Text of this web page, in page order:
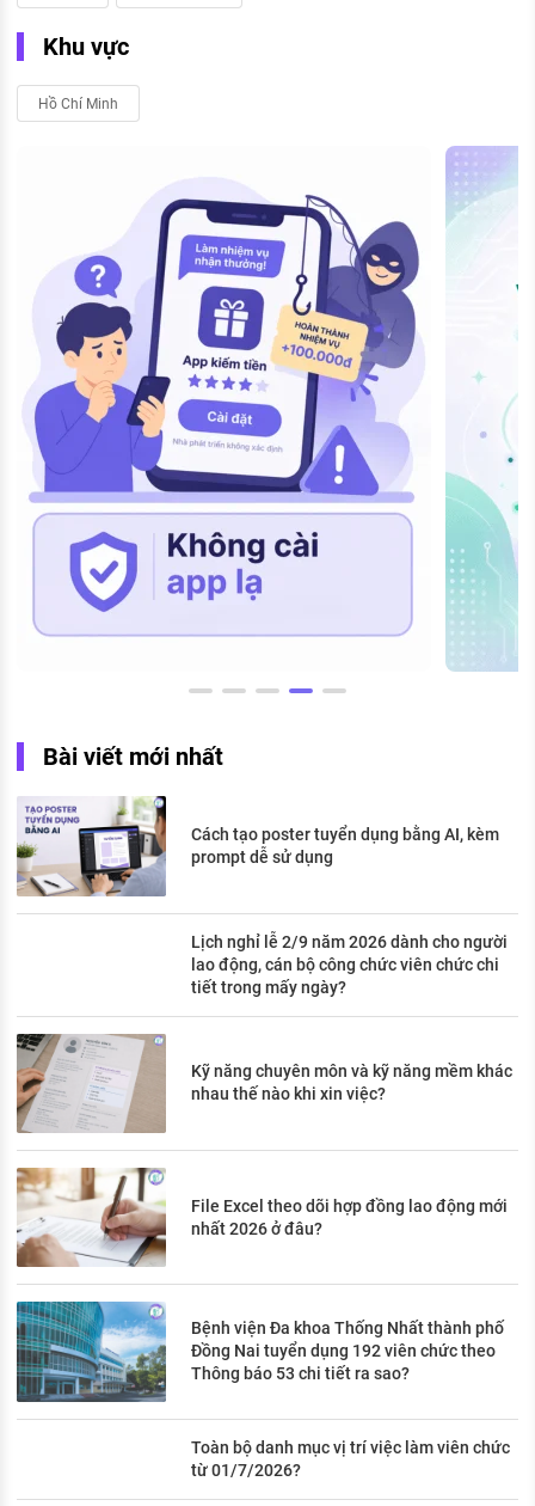
Khu vực
Hồ Chí Minh
Bài viết mới nhất
Cách tạo poster tuyển dụng bằng AI, kèm
prompt dễ sử dụng
Lịch nghỉ lễ 2/9 năm 2026 dành cho người
lao động, cán bộ công chức viên chức chi
tiết trong mấy ngày?
Kỹ năng chuyên môn và kỹ năng mềm khác
nhau thế nào khi xin việc?
File Excel theo dõi hợp đồng lao động mới
nhất 2026 ở đâu?
Bệnh viện Đa khoa Thống Nhất thành phố
Đồng Nai tuyển dụng 192 viên chức theo
Thông báo 53 chi tiết ra sao?
Toàn bộ danh mục vị trí việc làm viên chức
từ 01/7/2026?